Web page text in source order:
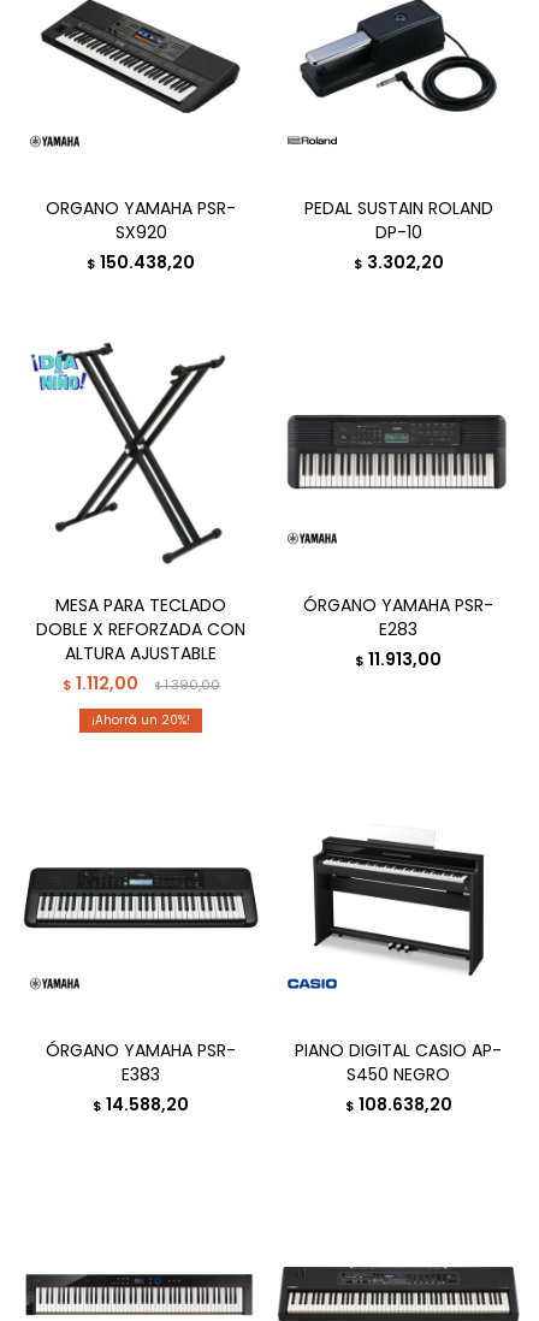
ORGANO YAMAHA PSR-
SX920
$ 150.438,20
PEDAL SUSTAIN ROLAND
DP-10
$ 3.302,20
MESA PARA TECLADO
DOBLE X REFORZADA CON
ALTURA AJUSTABLE
$ 1.112,00 $1.390,00
20
ÓRGANO YAMAHA PSR-
E283
$ 11.913,00
ÓRGANO YAMAHA PSR-
E383
$ 14.588,20
PIANO DIGITAL CASIO AP-
S450 NEGRO
$ 108.638,20